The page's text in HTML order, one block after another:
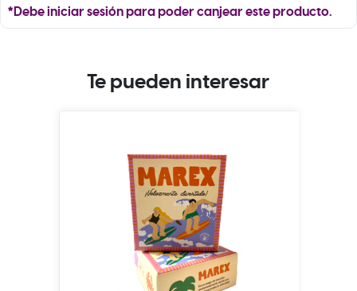
*Debe iniciar sesión para poder canjear este producto.
Te pueden interesar